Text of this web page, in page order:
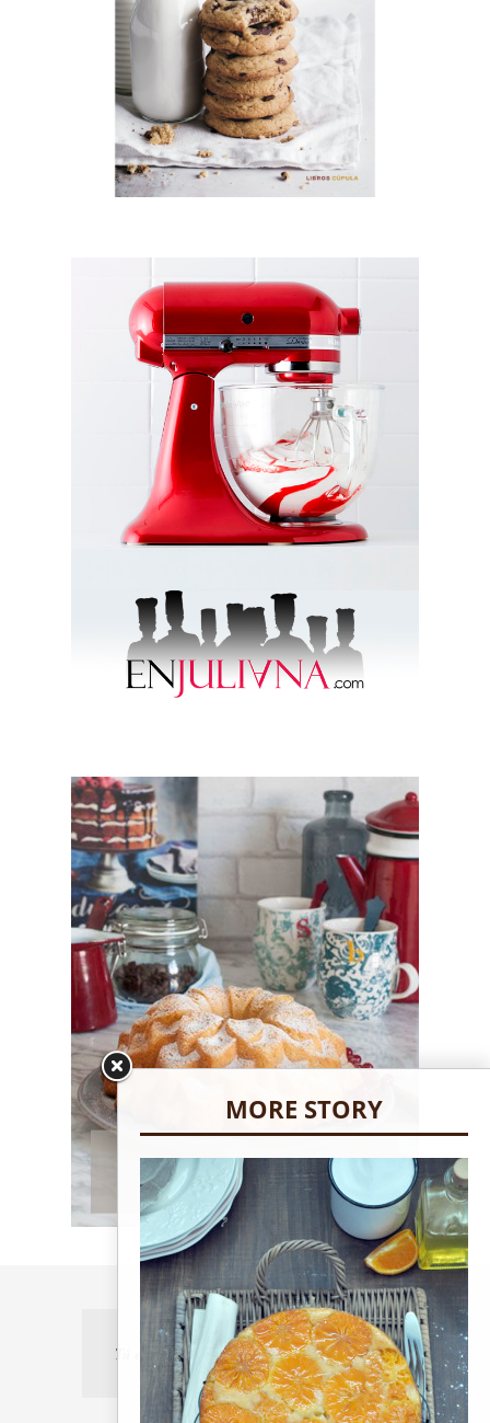
MORE STORY
Tú eres el chef